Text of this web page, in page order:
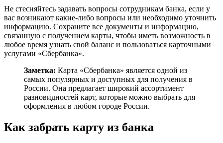
Не стесняйтесь задавать вопросы сотрудникам банка, если у
вас возникают какие-либо вопросы или необходимо уточнить
информацию. Сохраните все документы и информацию,
связанную с получением карты, чтобы иметь возможность в
любое время узнать свой баланс и пользоваться карточными
услугами «Сбербанка».
Заметка: Карта «Сбербанка» является одной из
самых популярных и доступных для получения в
России. Она предлагает широкий ассортимент
разновидностей карт, которые можно выбрать для
оформления в любом городе России.
Как забрать карту из банка